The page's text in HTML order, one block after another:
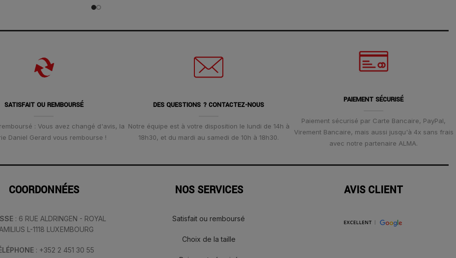
SATISFAIT OU REMBOURSÉ
: Vous avez changé d'avis, la
Daniel Gerard vous rembourse !
DES QUESTIONS ? CONTACTEZ-NOUS
Notre équipe est à votre disposition le lundi de 14h à
18h30, et du mardi au samedi de 10h à 18h30.
PAIEMENT SÉCURISÉ
Paiement sécurisé par Carte Bancaire, PayPal,
Virement Bancaire, mais aussi jusqu'à 4x sans frais
avec notre partenaire ALMA.
COORDONNÉES
: 6 RUE ALDRINGEN - ROYAL
L-1118 LUXEMBOURG
: +352 2 451 30 55
NOS SERVICES
Satisfait ou remboursé
Choix de la taille
AVIS CLIENT